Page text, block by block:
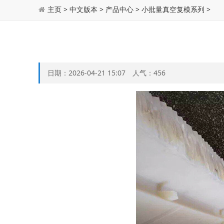
主页 > 中文版本 > 产品中心 > 小批量真空复模系列 >
日期：2026-04-21 15:07 人气： 456